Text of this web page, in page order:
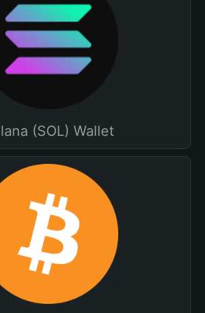
(SOL) Wallet